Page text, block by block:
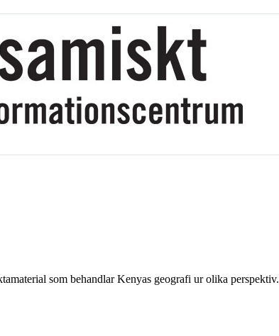
som behandlar Kenyas geografi ur olika perspektiv.